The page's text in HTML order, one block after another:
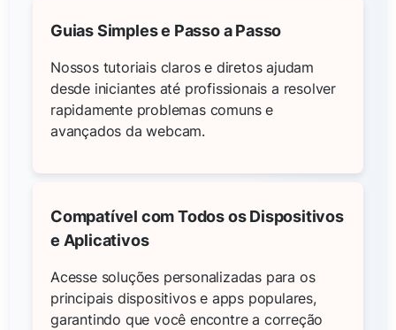
Guias Simples e Passo a Passo
Nossos tutoriais claros e diretos ajudam
desde iniciantes até profissionais a resolver
rapidamente problemas comuns e
avançados da webcam.
Compatível com Todos os Dispositivos
e Aplicativos
Acesse soluções personalizadas para os
principais dispositivos e apps populares,
garantindo que você encontre a correção